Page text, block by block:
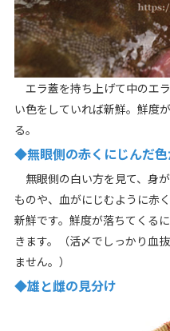
エラ蓋を持ち上げて中のエ
い色をしていれば新鮮。鮮度
る。
◆無眼側の赤くにじんだ
無眼側の白い方を見て、身
ものや、血がにじむように赤
新鮮です。鮮度が落ちてくる
きます。（活〆でしっかり血
ません。）
◆雄と雌の見分け